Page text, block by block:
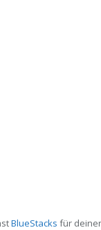
BlueStacks für